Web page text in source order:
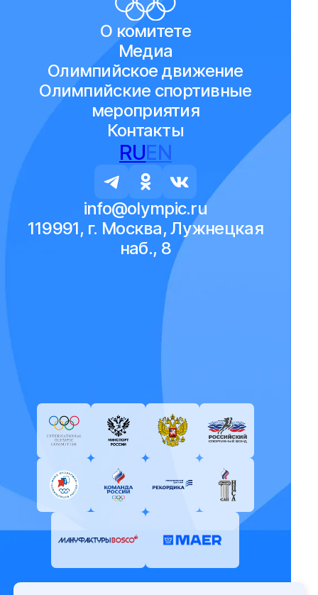
О комитете
Медиа
Олимпийское движение
Олимпийские спортивные
мероприятия
Контакты
RUEN
info@olympic.ru
119991, г. Москва, Лужнецкая
наб., 8